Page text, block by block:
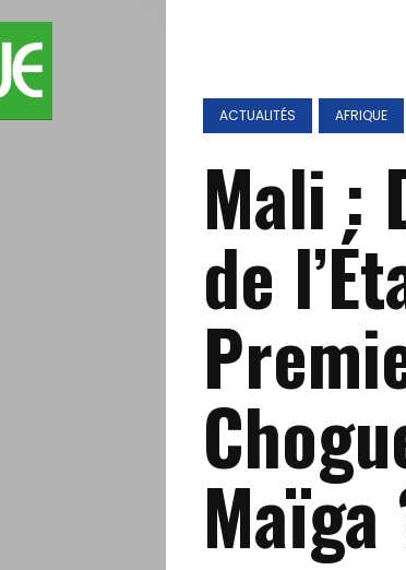
ACTUALITÉS AFRIQUE
Mali :
de
Maïga